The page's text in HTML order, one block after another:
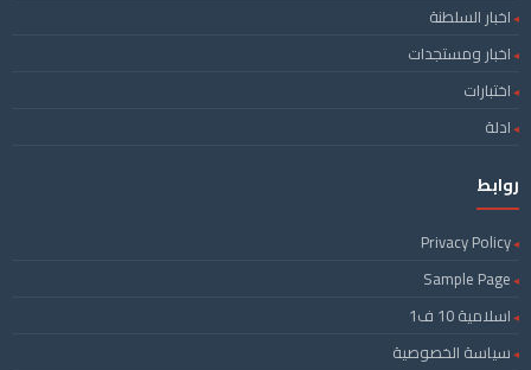
اخبار السلطنة
اخبار ومستجدات
اختبارات
ادلة
روابط
Privacy Policy
Sample Page
اسلامية 10 ف1
سياسة الخصوصية